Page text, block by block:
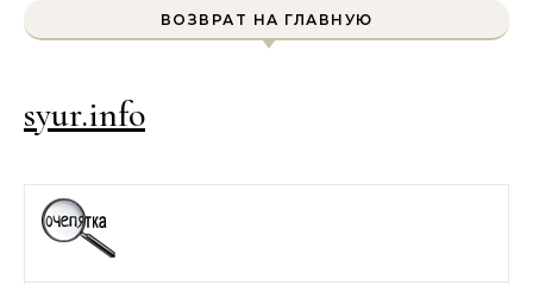
ВОЗВРАТ НА ГЛАВНУЮ
syur.info